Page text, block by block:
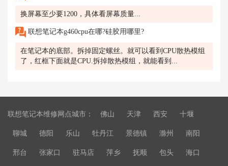
换屏幕至少要1200，具体看屏幕质量...
联想笔记本g460cpu在哪?硅胶用哪里?
在笔记本的底部。拆掉固定螺丝。就可以看到CPU散热模组
了，红框下面就是CPU.拆掉散热模组，就能看到...
联想笔记本维修网点城市： 佛山 天津 西安 十堰
聊城 德阳 乐山 牡丹江 景德镇 滁州 南阳
邢台 张家口 驻马店 萍乡 抚顺 包头 海口